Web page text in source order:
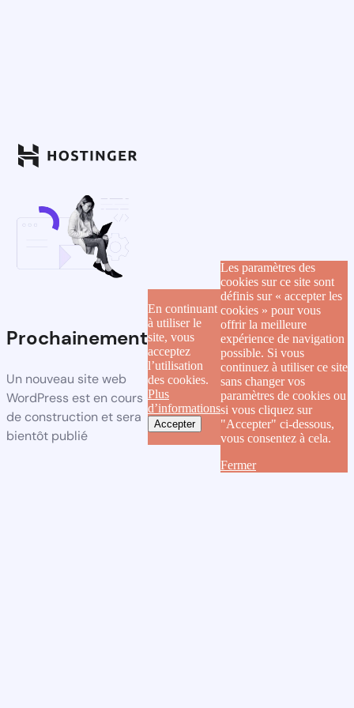
Prochainement
Un nouveau site web
WordPress est en cours
de construction et sera
bientôt publié
En continuant
à utiliser le
site, vous
acceptez
l’utilisation
des cookies.
Plus
d’informations
Accepter
Les paramètres des
cookies sur ce site sont
définis sur « accepter les
cookies » pour vous
offrir la meilleure
expérience de navigation
possible. Si vous
continuez à utiliser ce site
sans changer vos
paramètres de cookies ou
si vous cliquez sur
"Accepter" ci-dessous,
vous consentez à cela.
Fermer